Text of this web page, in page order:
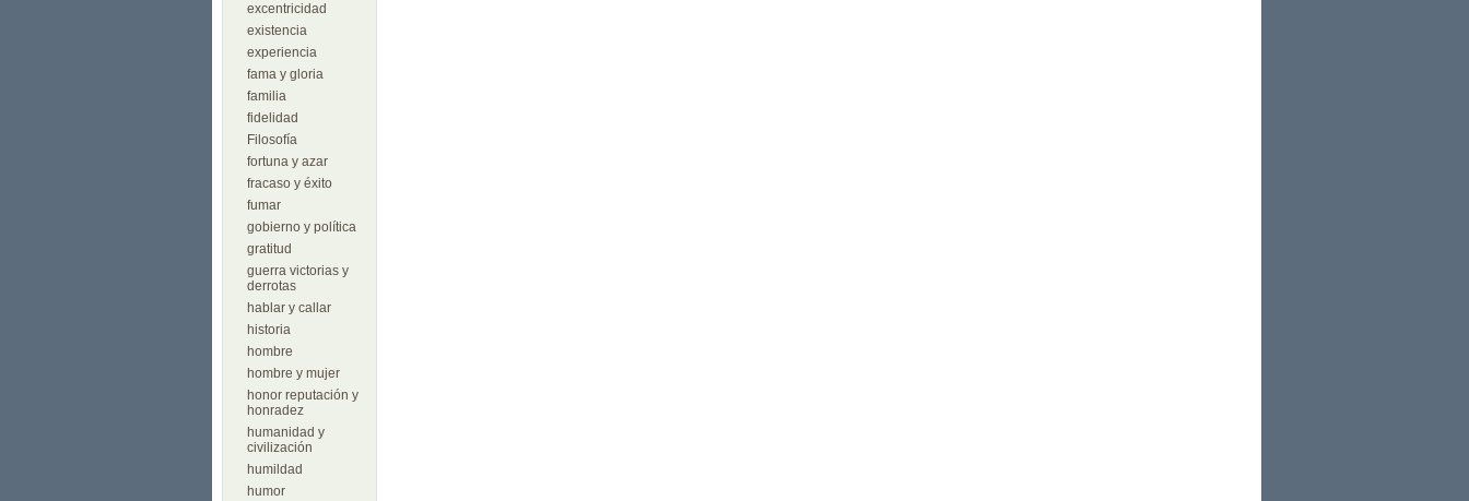
excentricidad
existencia
experiencia
fama y gloria
familia
fidelidad
Filosofía
fortuna y azar
fracaso y éxito
fumar
gobierno y política
gratitud
guerra victorias y
derrotas
hablar y callar
historia
hombre
hombre y mujer
honor reputación y
honradez
humanidad y
civilización
humildad
humor